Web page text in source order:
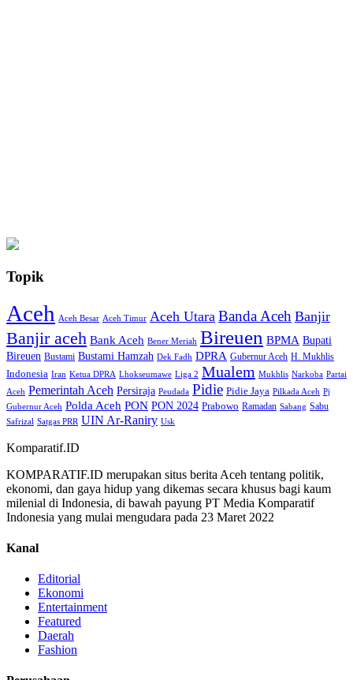
Topik
Aceh Aceh Besar Aceh Timur Aceh Utara Banda Aceh Banjir
Banjir aceh Bank Aceh Bener Meriah Bireuen BPMA Bupati
Bireuen Bustami Bustami Hamzah Dek Fadh DPRA Gubernur Aceh H. Mukhlis
Indonesia Iran Ketua DPRA Lhokseumawe Liga 2 Mualem Mukhlis Narkoba Partai
Aceh Pemerintah Aceh Persiraja Peudada Pidie Pidie Jaya Pilkada Aceh Pj
Gubernur Aceh Polda Aceh PON PON 2024 Prabowo Ramadan Sabang Sabu
Safrizal Satgas PRR UIN Ar-Raniry Usk
Komparatif.ID
KOMPARATIF.ID merupakan situs berita Aceh tentang politik,
ekonomi, dan gaya hidup yang dikemas secara khusus bagi kaum
milenial di Indonesia, di bawah payung PT Media Komparatif
Indonesia yang mulai mengudara pada 23 Maret 2022
Kanal
Editorial
Ekonomi
Entertainment
Featured
Daerah
Fashion